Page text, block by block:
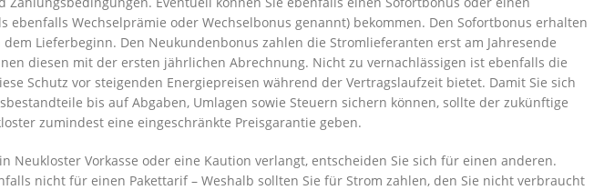
ebenfalls Wechselprämie oder Wechselbonus genannt) bekommen. Den Sofortbonus erhalten
dem Lieferbeginn. Den Neukundenbonus zahlen die Stromlieferanten erst am Jahresende
diesen mit der ersten jährlichen Abrechnung. Nicht zu vernachlässigen ist ebenfalls die
Schutz vor steigenden Energiepreisen während der Vertragslaufzeit bietet. Damit Sie sich
bis auf Abgaben, Umlagen sowie Steuern sichern können, sollte der zukünftige
zumindest eine eingeschränkte Preisgarantie geben.
Neukloster Vorkasse oder eine Kaution verlangt, entscheiden Sie sich für einen anderen.
nicht für einen Pakettarif – Weshalb sollten Sie für Strom zahlen, den Sie nicht verbraucht